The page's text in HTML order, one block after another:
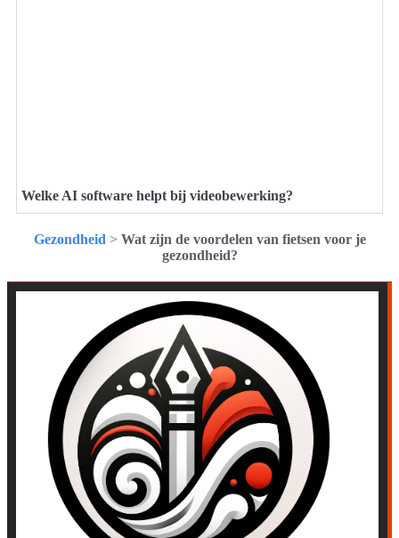
Welke AI software helpt bij videobewerking?
Gezondheid > Wat zijn de voordelen van fietsen voor je
gezondheid?